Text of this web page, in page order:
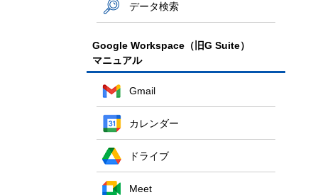
データ検索
Google Workspace（旧G Suite）
マニュアル
Gmail
カレンダー
ドライブ
Meet